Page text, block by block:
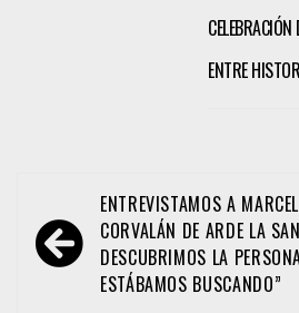
ENTRE
Navegación
de
entradas
ENTREVISTAMOS A
CORVALÁN DE ARDE LA
DESCUBRIMOS LA
ESTÁBAMOS BUSCANDO”